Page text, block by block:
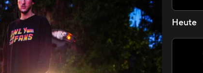
Heute